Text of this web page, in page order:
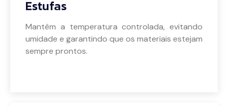
Estufas
Mantêm a temperatura controlada, evitando
umidade e garantindo que os materiais estejam
sempre prontos.